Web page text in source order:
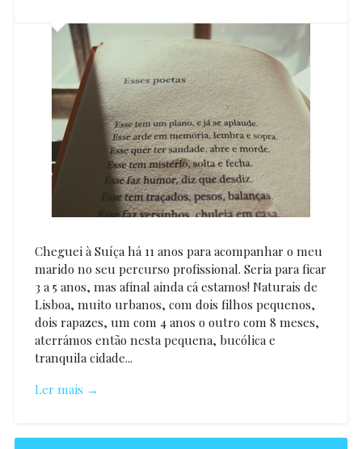
Cheguei à Suíça há 11 anos para acompanhar o meu
marido no seu percurso profissional. Seria para ficar
3 a 5 anos, mas afinal ainda cá estamos! Naturais de
Lisboa, muito urbanos, com dois filhos pequenos,
dois rapazes, um com 4 anos o outro com 8 meses,
aterrámos então nesta pequena, bucólica e
tranquila cidade...
Ler mais →